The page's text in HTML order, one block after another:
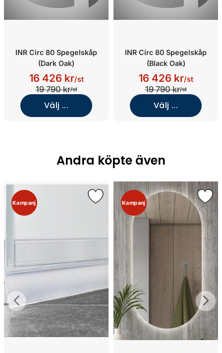
INR Circ 80 Spegelskåp
(Dark Oak)
16 426 kr/st
19 790 kr/st
Välj ...
INR Circ 80 Spegelskåp
(Black Oak)
16 426 kr/st
19 790 kr/st
Välj ...
Andra köpte även
Kampanj Kampanj